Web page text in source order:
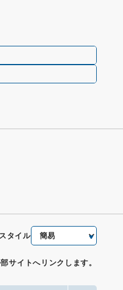
タイル
サイトへリンクします。